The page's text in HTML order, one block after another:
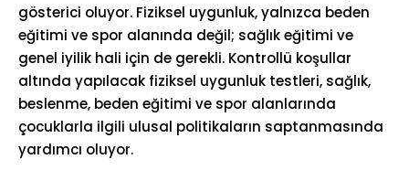
gösterici oluyor. Fiziksel uygunluk, yalnızca beden
eğitimi ve spor alanında değil; sağlık eğitimi ve
genel iyilik hali için de gerekli. Kontrollü koşullar
altında yapılacak fiziksel uygunluk testleri, sağlık,
beslenme, beden eğitimi ve spor alanlarında
çocuklarla ilgili ulusal politikaların saptanmasında
yardımcı oluyor.